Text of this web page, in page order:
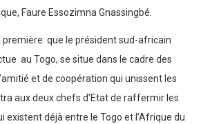
Faure Essozimna Gnassingbé.
première que le président sud-africain
au Togo, se situe dans le cadre des
et de coopération qui unissent les
aux deux chefs d’Etat de raffermir les
existent déjà entre le Togo et l’Afrique du